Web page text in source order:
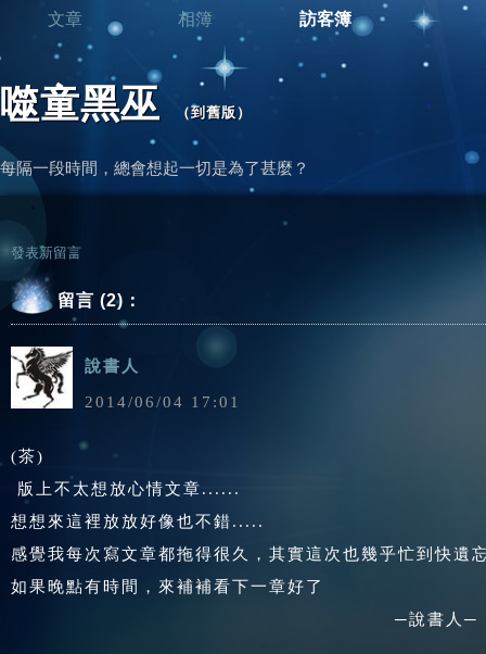
噬童黑巫 （到舊版 ）
每隔一段時間，總會想起一切是為了甚麼？
文章 相簿 訪客簿
發表新留言
留言 (2)：
說書人
2014/06/04 17 :01
(茶)
版上不太想放心情文章......
想想來這裡放放好像也不錯.....
感覺我每次寫文章都拖得很久，其實這次也幾乎忙到快遺
如果晚點有時間，來補補看下一章好了
─說書人─